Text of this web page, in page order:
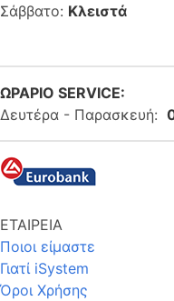
Σάββατο: Κλειστά
ΩΡΑΡΙΟ SERVICE:
Δευτέρα - Παρασκευή:
ΕΤΑΙΡΕΙΑ
Ποιοι είμαστε
Γιατί iSystem
Όροι Χρήσης